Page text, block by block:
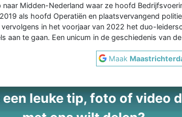
Midden-Nederland waar ze hoofd
als hoofd Operatiën en plaatsvervangend
in het voorjaar van 2022 het duo-
aan te gaan. Een unicum in de geschiedenis van
Maak
een leuke tip, foto of video